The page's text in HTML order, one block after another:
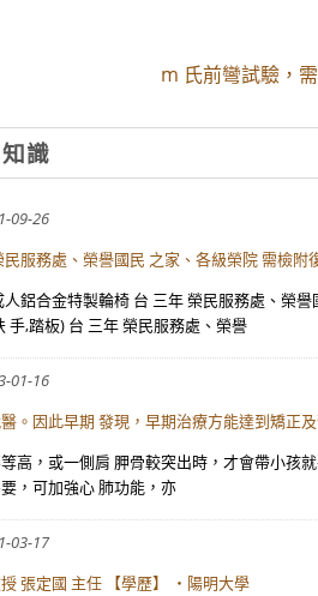
m 氏前彎試驗，
識
09-26
民服務處、榮譽國民 之家、各級榮院 需檢附
人鋁合金特製輪椅 台 三年 榮民服務處、榮
手,踏板) 台 三年 榮民服務處、榮譽
01-16
。因此早期 發現，早期治療方能達到矯正
高，或一側肩 胛骨較突出時，才會帶小孩
，可加強心 肺功能，亦
03-17
張定國 主任 【學歷】 ・陽明大學